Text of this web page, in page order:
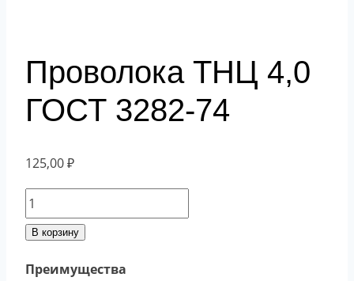
Проволока ТНЦ 4,0
ГОСТ 3282-74
125,00₽
Количество
товара
ТНЦ
В корзину
Преимущества